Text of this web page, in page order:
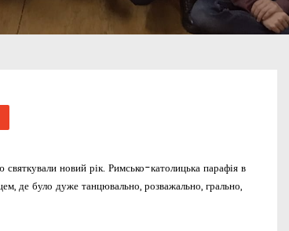
новий рік. Римсько-католицька парафія в
де було дуже танцювально, розважально, грально,